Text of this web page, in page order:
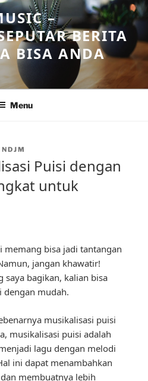
–
BERITA
BISA ANDA
Menu
Puisi dengan
untuk
memang bisa jadi tantangan
jangan khawatir!
saya bagikan, kalian bisa
dengan mudah.
musikalisasi puisi
musikalisasi puisi adalah
lagu dengan melodi
ini dapat menambahkan
membuatnya lebih